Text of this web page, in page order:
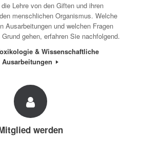
Lehre von den Giften und ihren
menschlichen Organismus. Welche
Ausarbeitungen und welchen Fragen
gehen, erfahren Sie nachfolgend.
& Wissenschaftliche
Ausarbeitungen
werden